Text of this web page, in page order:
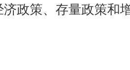
政策、存量政策和